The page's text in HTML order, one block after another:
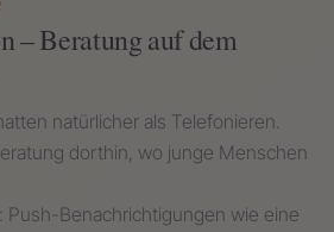
– Beratung auf dem
natürlicher als Telefonieren.
dorthin, wo junge Menschen
Push-Benachrichtigungen wie eine